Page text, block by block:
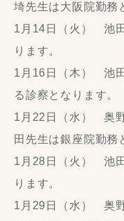
埼先生は大阪院勤務
1月14日（火） 池
ります。
1月16日（木） 池
る診察となります。
1月22日（水） 奥
田先生は銀座院勤務
1月28日（火） 池
ります。
1月29日（水） 奥